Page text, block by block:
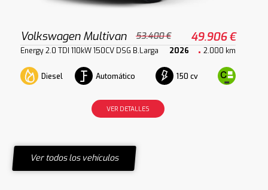
Volkswagen Multivan 53.400 € 49.906 €
Energy 2.0 TDI 110kW 150CV DSG B.Larga 2026 2.000 km
Diesel Automático 150 cv
VER DETALLES
Ver todos los vehículos